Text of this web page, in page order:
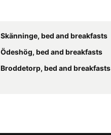
Skänninge, bed and breakfasts
Ödeshög, bed and breakfasts
Broddetorp, bed and breakfasts